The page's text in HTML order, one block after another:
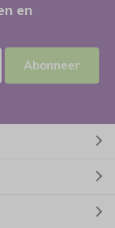
en
Abonneer